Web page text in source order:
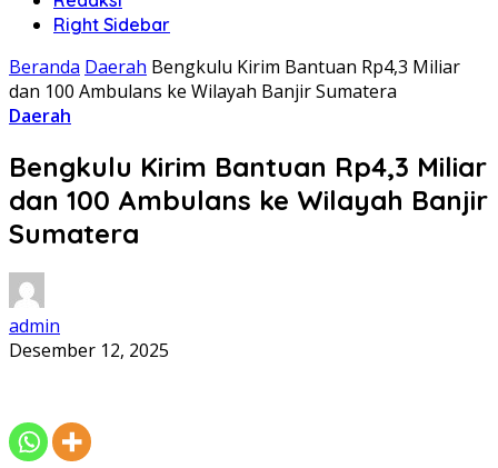
Right Sidebar
Beranda Daerah Bengkulu Kirim Bantuan Rp4,3 Miliar
dan 100 Ambulans ke Wilayah Banjir Sumatera
Daerah
Bengkulu Kirim Bantuan Rp4,3 Miliar
dan 100 Ambulans ke Wilayah Banjir
Sumatera
admin
Desember 12, 2025